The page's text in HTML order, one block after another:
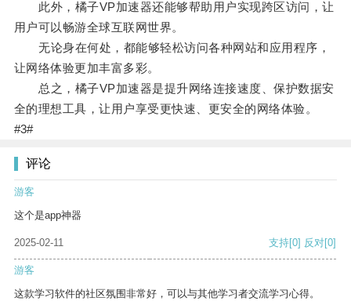
此外，橘子VP加速器还能够帮助用户实现跨区访问，让
用户可以畅游全球互联网世界。
无论身在何处，都能够轻松访问各种网站和应用程序，
让网络体验更加丰富多彩。
总之，橘子VP加速器是提升网络连接速度、保护数据安
全的理想工具，让用户享受更快速、更安全的网络体验。
#3#
评论
游客
这个是app神器
2025-02-11 支持[0] 反对[0]
游客
这款学习软件的社区氛围非常好，可以与其他学习者交流学习心得。